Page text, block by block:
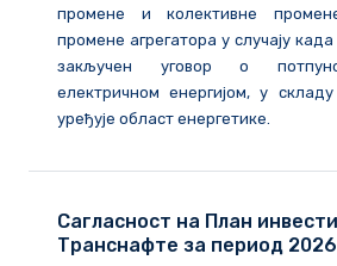
промене и колективне
промене агрегатора у случају
закључен уговор о
електричном енергијом, у
уређује област енергетике.
Сагласност на План
Транснафте за период